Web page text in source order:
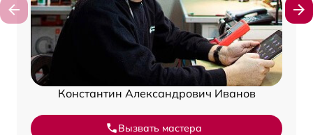
Константин Александрович Иванов
Вызвать мастера